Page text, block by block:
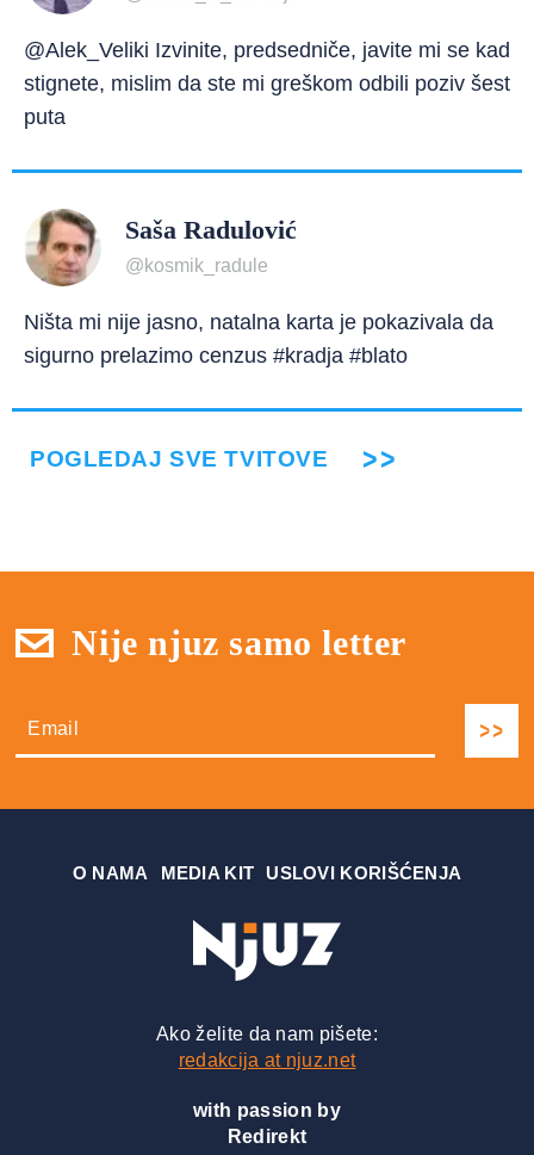
@Alek_Veliki Izvinite, predsedniče, javite mi se kad
stignete, mislim da ste mi greškom odbili poziv šest
puta
Saša Radulović
@kosmik_radule
Ništa mi nije jasno, natalna karta je pokazivala da
sigurno prelazimo cenzus #kradja #blato
POGLEDAJ SVE TVITOVE
Nije njuz samo letter
О NAMA MEDIA KIT USLOVI KORIŠĆENJA
Ako želite da nam pišete:
redakcija at njuz.net
with passion by
Redirekt